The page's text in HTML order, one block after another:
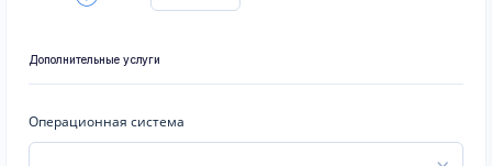
Дополнительные услуги
Операционная система